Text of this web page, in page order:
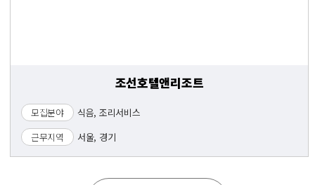
조선호텔앤리조트
모집분야
식음, 조리서비스
근무지역
서울, 경기